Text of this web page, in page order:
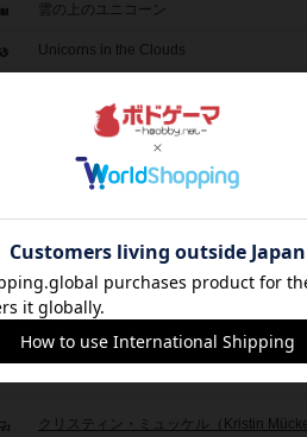
雲の上のユニコーン
Unicorns in the Clouds
5分～10分
3歳から
2,050円
雲の上のユニコーン・デラックス（2017
クリスティン・ミュッケル（Kristin